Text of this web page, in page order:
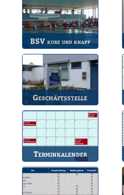
BSV kurz und knapp
Die wichtigsten Infos
zum BSV.
Geschäftsstelle
Anlaufstelle für alle
Terminkalender
Die Termine des BSV.